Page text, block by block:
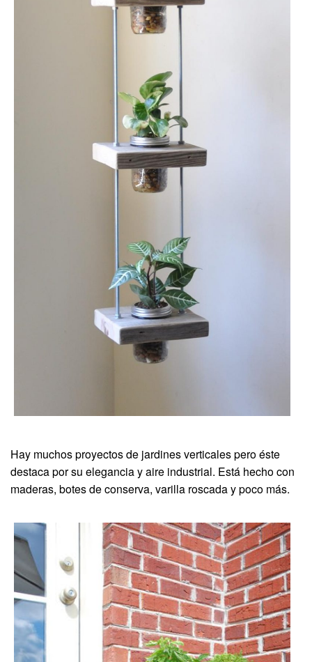
Hay muchos proyectos de jardines verticales pero éste
destaca por su elegancia y aire industrial. Está hecho con
maderas, botes de conserva, varilla roscada y poco más.